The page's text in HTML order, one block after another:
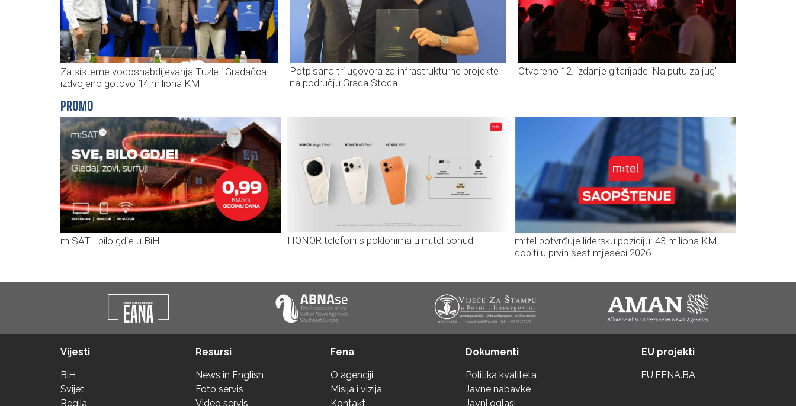
Za sisteme vodosnabdijevanja Tuzle i Gradačca
izdvojeno gotovo 14 miliona KM
Potpisana tri ugovora za infrastrukturne projekte
na području Grada Stoca
Otvoreno 12. izdanje gitarijade 'Na putu za jug'
PROMO
m:SAT - bilo gdje u BiH HONOR telefoni s poklonima u m:tel ponudi
m:tel potvrđuje lidersku poziciju: 43 miliona KM
dobiti u prvih šest mjeseci 2026.
Vijesti
BiH
Svijet
Regija
Resursi
News in English
Foto servis
Video servis
Fena
O agenciji
Misija i vizija
Kontakt
Dokumenti
Politika kvaliteta
Javne nabavke
Javni oglasi
EU projekti
EU.FENA.BA